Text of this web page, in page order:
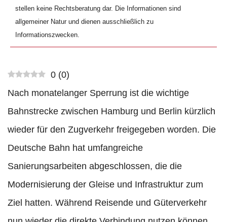
stellen keine Rechtsberatung dar. Die Informationen sind
allgemeiner Natur und dienen ausschließlich zu
Informationszwecken.
0 (0)
Nach monatelanger Sperrung ist die wichtige
Bahnstrecke zwischen Hamburg und Berlin kürzlich
wieder für den Zugverkehr freigegeben worden. Die
Deutsche Bahn hat umfangreiche
Sanierungsarbeiten abgeschlossen, die die
Modernisierung der Gleise und Infrastruktur zum
Ziel hatten. Während Reisende und Güterverkehr